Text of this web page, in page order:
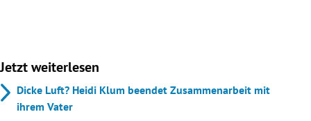
Jetzt weiterlesen
Dicke Luft? Heidi Klum beendet Zusammenarbeit mit
ihrem Vater